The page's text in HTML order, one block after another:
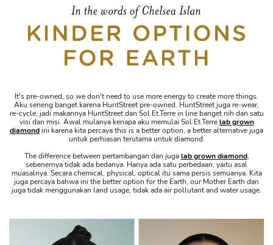
It's pre-owned, so we don't need to use more energy to create more things.
Aku seneng banget karena HuntStreet pre-owned. HuntStreet juga re-wear,
re-cycle, jadi makannya HuntStreet dan Sol.Et.Terre in line banget nih dan satu
visi dan misi. Awal mulanya kenapa aku memulai Sol.Et.Terrelab grown
diamond ini karena kita percaya this is a better option, a better alternative juga
untuk perhiasan terutama untuk diamond.
The difference between pertambangan dan juga lab grown diamond,
sebenernya tidak ada bedanya. Hanya ada satu perbedaan, yaitu asal
muasalnya. Secara chemical, physical, optical itu sama persis semuanya. Kita
juga percaya bahwa ini the better option for the Earth, our Mother Earth dan
juga tidak menggunakan land usage, tidak ada air pollutant and water usage.